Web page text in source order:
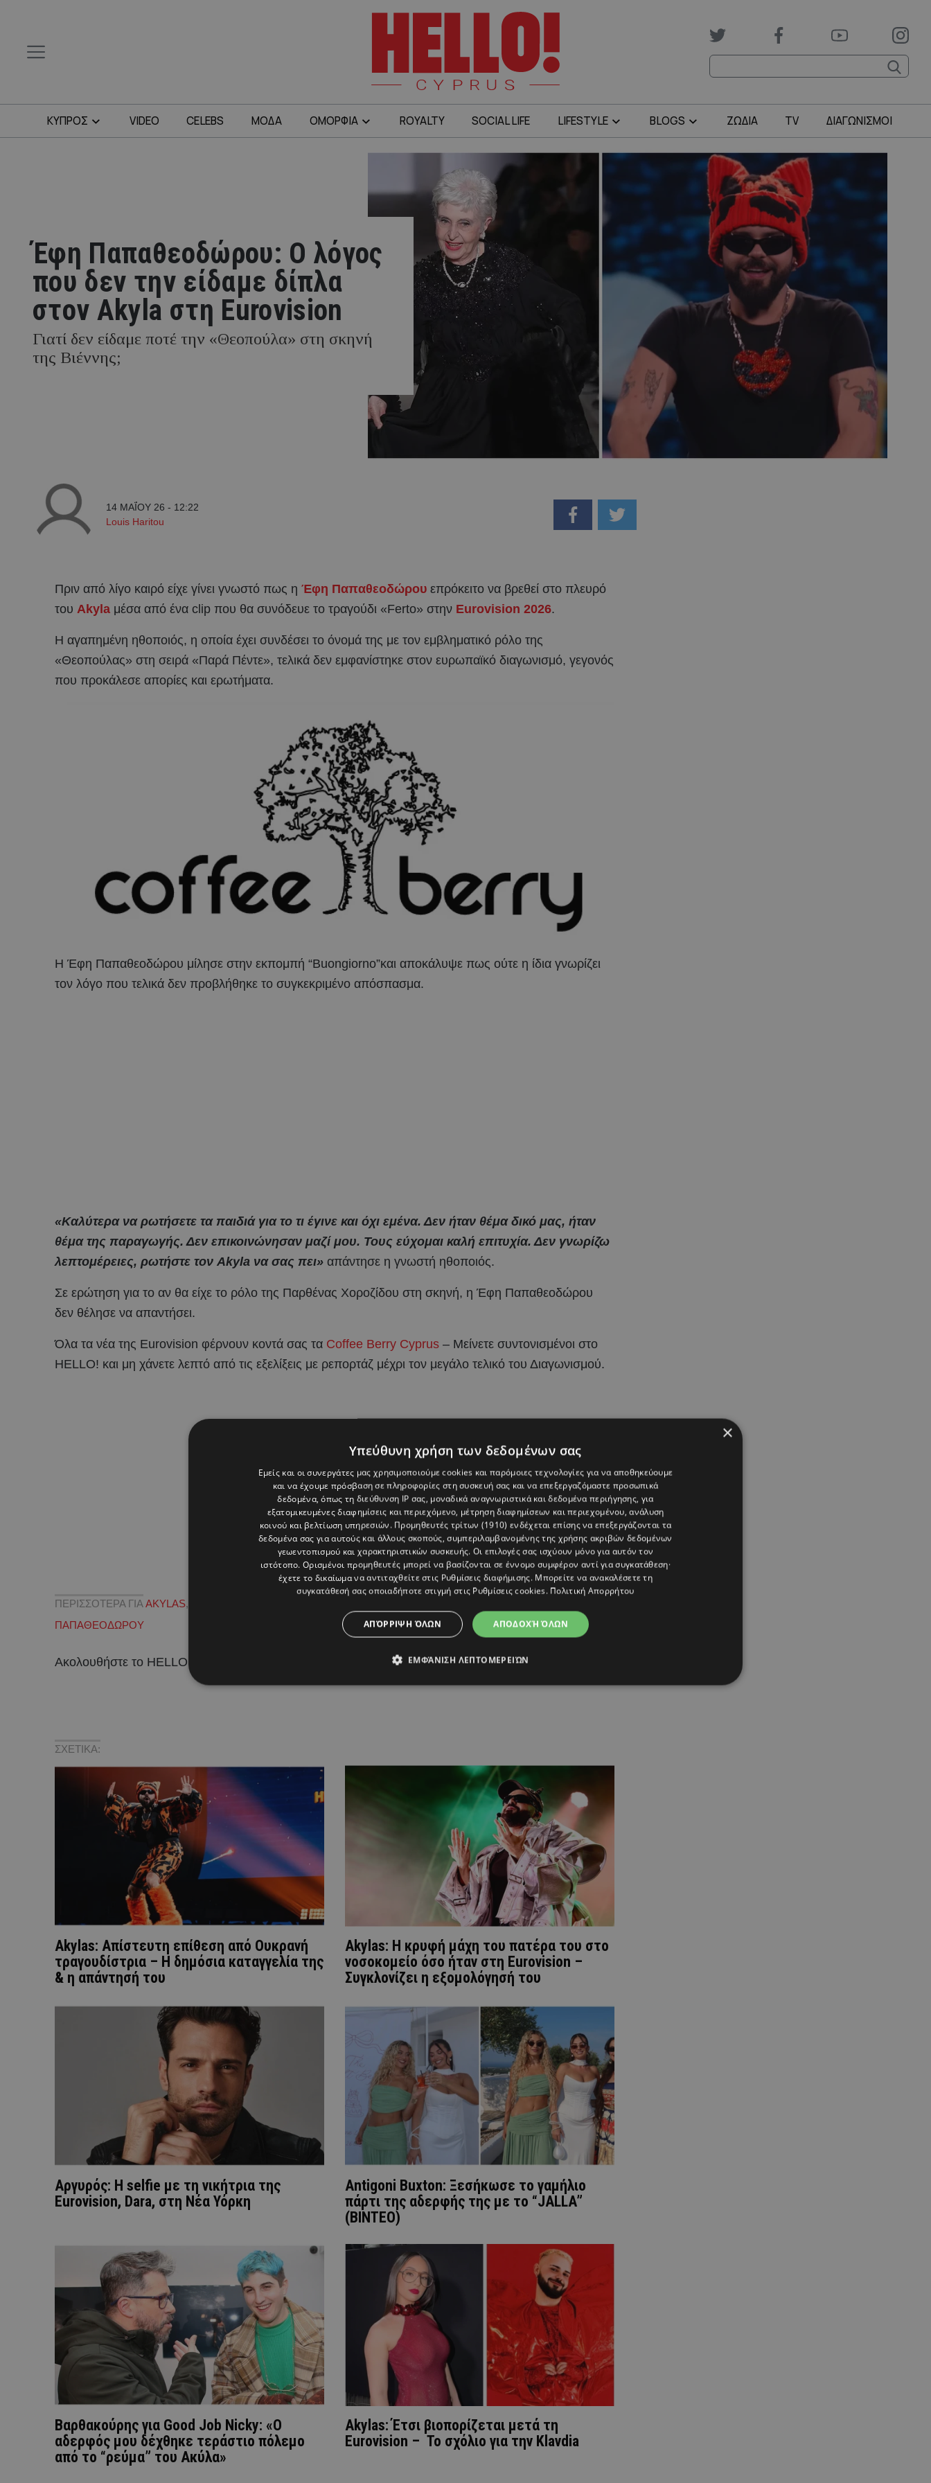
ΚΥΠΡΟΣ VIDEO CELEBS ΜΟΔΑ ΟΜΟΡΦΙΑ ROYALTY SOCIAL LIFE LIFESTYLE BLOGS ΖΩΔΙΑ TV ΔΙΑΓΩΝΙΣΜΟΙ
Έφη Παπαθεοδώρου: Ο λόγος
που δεν την είδαμε δίπλα
στον Akyla στη Eurovision
Γιατί δεν είδαμε ποτέ την «Θεοπούλα» στη σκηνή
της Βιέννης;
14 ΜΑΪ́ΟΥ 26 - 12:22
Louis Haritou
Πριν από λίγο καιρό είχε γίνει γνωστό πως η Έφη Παπαθεοδώρου επρόκειτο να βρεθεί στο πλευρό
του Akyla μέσα από ένα clip που θα συνόδευε το τραγούδι «Ferto» στην Eurovision 2026.
Η αγαπημένη ηθοποιός, η οποία έχει συνδέσει το όνομά της με τον εμβληματικό ρόλο της
«Θεοπούλας» στη σειρά «Παρά Πέντε», τελικά δεν εμφανίστηκε στον ευρωπαϊκό διαγωνισμό, γεγονός
που προκάλεσε απορίες και ερωτήματα.
Η Έφη Παπαθεοδώρου μίλησε στην εκπομπή “Buongiorno”και αποκάλυψε πως ούτε η ίδια γνωρίζει
τον λόγο που τελικά δεν προβλήθηκε το συγκεκριμένο απόσπασμα.
«Καλύτερα να ρωτήσετε τα παιδιά για το τι έγινε και όχι εμένα. Δεν ήταν θέμα δικό μας, ήταν
θέμα της παραγωγής. Δεν επικοινώνησαν μαζί μου. Τους εύχομαι καλή επιτυχία. Δεν γνωρίζω
λεπτομέρειες, ρωτήστε τον Akyla να σας πει» απάντησε η γνωστή ηθοποιός.
Σε ερώτηση για το αν θα είχε το ρόλο της Παρθένας Χοροζίδου στη σκηνή, η Έφη Παπαθεοδώρου
δεν θέλησε να απαντήσει.
Όλα τα νέα της Eurovision φέρνουν κοντά σας τα Coffee Berry Cyprus – Μείνετε συντονισμένοι στο
HELLO! και μη χάνετε λεπτό από τις εξελίξεις με ρεπορτάζ μέχρι τον μεγάλο τελικό του Διαγωνισμού.
ΠΕΡΙΣΣΟΤΕΡΑ ΓΙΑ AKYLAS,
ΠΑΠΑΘΕΟΔΩΡΟΥ
Ακολουθήστε το HELLO σε
ΣΧΕΤΙΚΑ:
Akylas: Απίστευτη επίθεση από Ουκρανή
τραγουδίστρια – Η δημόσια καταγγελία της
& η απάντησή του
Akylas: Η κρυφή μάχη του πατέρα του στο
νοσοκομείο όσο ήταν στη Eurovision –
Συγκλονίζει η εξομολόγησή του
Αργυρός: Η selfie με τη νικήτρια της
Eurovision, Dara, στη Νέα Υόρκη
Antigoni Buxton: Ξεσήκωσε το γαμήλιο
πάρτι της αδερφής της με το “JALLA”
(ΒΙΝΤΕΟ)
Βαρθακούρης για Good Job Nicky: «Ο
αδερφός μου δέχθηκε τεράστιο πόλεμο
από το “ρεύμα” του Ακύλα»
Akylas: Έτσι βιοπορίζεται μετά τη
Eurovision – Το σχόλιο για την Klavdia
×
Υπεύθυνη χρήση των δεδομένων σας
Εμείς και οι συνεργάτες μας χρησιμοποιούμε cookies και παρόμοιες τεχνολογίες για να αποθηκεύουμε
και να έχουμε πρόσβαση σε πληροφορίες στη συσκευή σας και να επεξεργαζόμαστε προσωπικά
δεδομένα, όπως τη διεύθυνση IP σας, μοναδικά αναγνωριστικά και δεδομένα περιήγησης, για
εξατομικευμένες διαφημίσεις και περιεχόμενο, μέτρηση διαφημίσεων και περιεχομένου, ανάλυση
κοινού και βελτίωση υπηρεσιών. Προμηθευτές τρίτων (1910) ενδέχεται επίσης να επεξεργάζονται τα
δεδομένα σας για αυτούς και άλλους σκοπούς, συμπεριλαμβανομένης της χρήσης ακριβών δεδομένων
γεωεντοπισμού και χαρακτηριστικών συσκευής. Οι επιλογές σας ισχύουν μόνο για αυτόν τον
ιστότοπο. Ορισμένοι προμηθευτές μπορεί να βασίζονται σε έννομο συμφέρον αντί για συγκατάθεση·
έχετε το δικαίωμα να αντιταχθείτε στις Ρυθμίσεις διαφήμισης. Μπορείτε να ανακαλέσετε τη
συγκατάθεσή σας οποιαδήποτε στιγμή στις Ρυθμίσεις cookies. Πολιτική Απορρήτου
ΑΠΟΔΟΧΉ ΌΛΩΝ
ΑΠΌΡΡΙΨΗ ΌΛΩΝ
ΕΜΦΆΝΙΣΗ ΛΕΠΤΟΜΕΡΕΙΏΝ